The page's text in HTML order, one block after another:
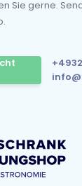
Sie gerne.